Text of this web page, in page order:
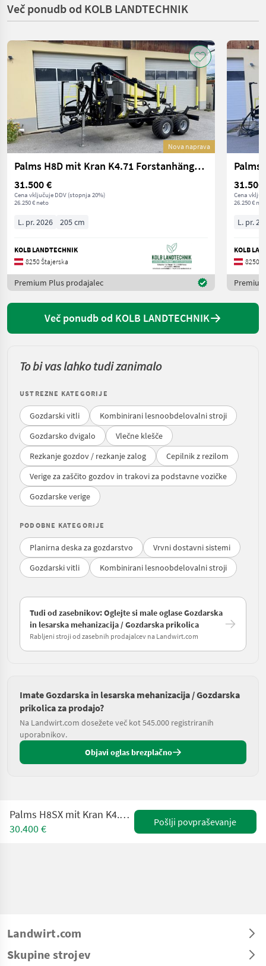
Več ponudb od KOLB LANDTECHNIK
Nova naprava
Palms H8D mit Kran K4.71 Forstanhänger-Rückewagen-Kran
31.500 €
Cena vključuje DDV (stopnja 20%)
26.250 € neto
L. pr. 2026 205 cm
KOLB LANDTECHNIK
8250 Štajerska
Premium Plus prodajalec
31.500
Cena
26.250 €
L. pr.
KOLB
8250
Več ponudb od KOLB LANDTECHNIK
To bi vas lahko tudi zanimalo
USTREZNE KATEGORIJE
Gozdarski vitli
Kombinirani lesnoobdelovalni stroji
Gozdarsko dvigalo
Vlečne klešče
Rezkanje gozdov / rezkanje zalog
Cepilnik z rezilom
Verige za zaščito gozdov in trakovi za podstavne vozičke
Gozdarske verige
PODOBNE KATEGORIJE
Planirna deska za gozdarstvo
Vrvni dostavni sistemi
Gozdarski vitli
Kombinirani lesnoobdelovalni stroji
Tudi od zasebnikov: Oglejte si male oglase Gozdarska
in lesarska mehanizacija / Gozdarska prikolica
Rabljeni stroji od zasebnih prodajalcev na Landwirt.com
Imate Gozdarska in lesarska mehanizacija / Gozdarska
prikolica za prodajo?
Na Landwirt.com dosežete več kot 545.000 registriranih
uporabnikov.
Objavi oglas brezplačno
Palms H8SX mit Kran K4.71 Forstanhänger-Rückwagen-Kran
30.400 €
Pošlji povpraševanje
Landwirt.com
Skupine strojev